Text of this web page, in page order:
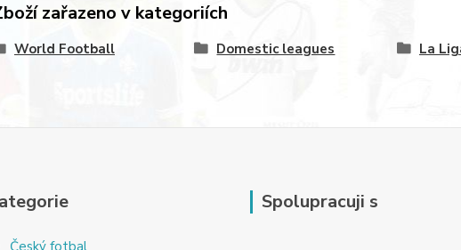
zařazeno v kategoriích
World Football Domestic leagues La
Spolupracuji s